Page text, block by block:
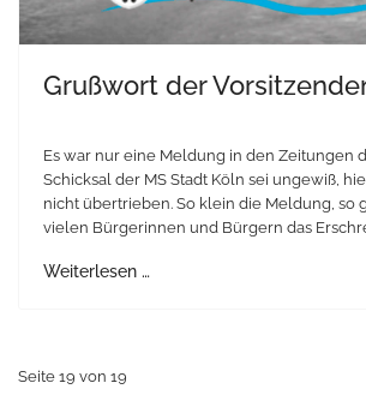
Grußwort der
Es war nur eine Meldung in den Zeitungen
Schicksal der MS Stadt Köln sei ungewiß,
nicht übertrieben. So klein die Meldung, so
vielen Bürgerinnen und Bürgern das
Weiterlesen …
Seite 19 von 19